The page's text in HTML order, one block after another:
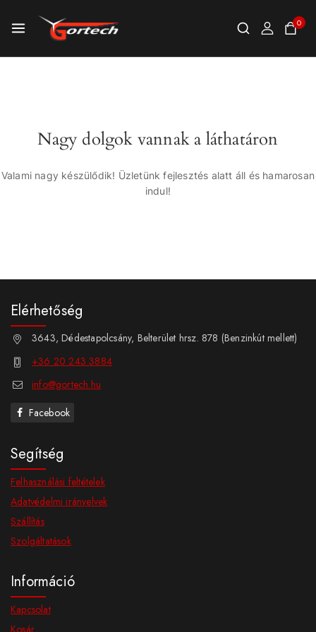
0
Nagy dolgok vannak a láthatáron
Valami nagy készülődik! Üzletünk fejlesztés alatt áll és hamarosan
indul!
Elérhetőség
3643, Dédestapolcsány, Belterület hrsz. 878 (Benzinkút mellett)
+36 20 243 3884
info@gortech.hu
Facebook
Segítség
Felhasználási feltételek
Adatvédelmi irányelvek
Szállítás
Szolgáltatások
Információ
Kapcsolat